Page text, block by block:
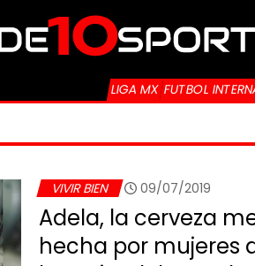
LIGA MX FUTBOL
VIVIR BIEN 09/07/2019
Adela, la cerveza
hecha por mujeres